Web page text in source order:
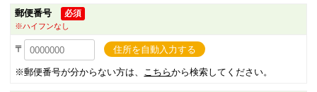
郵便番号
必須
※ハイフンなし
〒 住所を自動入力する
※郵便番号が分からない方は、 こちらから検索してください。